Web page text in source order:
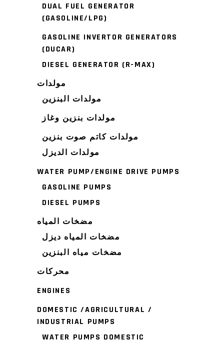
DUAL FUEL GENERATOR
(GASOLINE/LPG)
GASOLINE INVERTOR GENERATORS
(DUCAR)
DIESEL GENERATOR (R-MAX)
مولدات
مولدات البنزين
مولدات بنزين وغاز
مولدات كاتم صوت بنزين
مولدات الديزل
WATER PUMP/ENGINE DRIVE PUMPS
GASOLINE PUMPS
DIESEL PUMPS
مضخات المياه
مضخات المياه ديزل
مضخات مياه البنزين
محركات
ENGINES
DOMESTIC /AGRICULTURAL /
INDUSTRIAL PUMPS
WATER PUMPS DOMESTIC